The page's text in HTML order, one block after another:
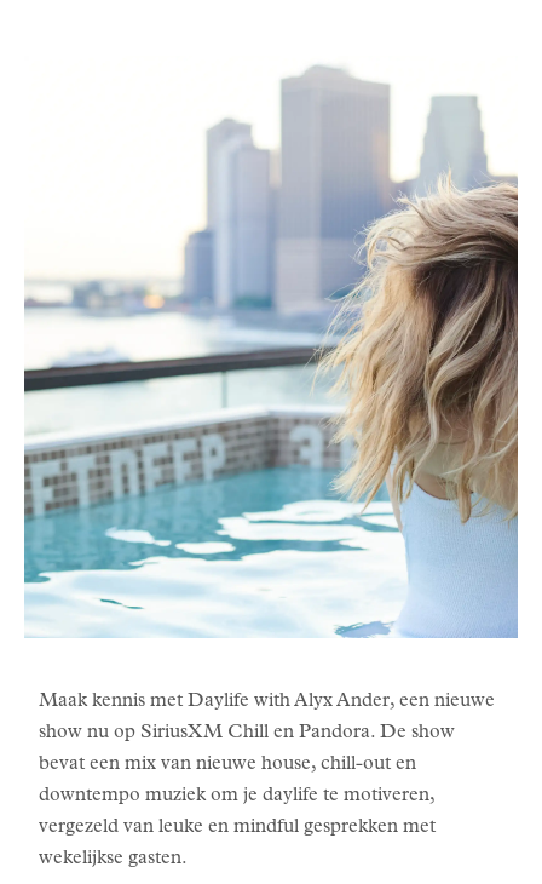
Maak kennis met Daylife with Alyx Ander, een nieuwe
show nu op SiriusXM Chill en Pandora. De show
bevat een mix van nieuwe house, chill-out en
downtempo muziek om je daylife te motiveren,
vergezeld van leuke en mindful gesprekken met
wekelijkse gasten.